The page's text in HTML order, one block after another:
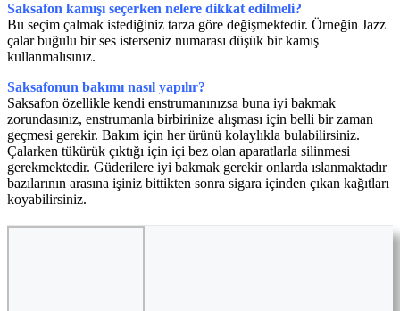
Saksafon kamışı seçerken nelere dikkat edilmeli?
Bu seçim çalmak istediğiniz tarza göre değişmektedir. Örneğin Jazz
çalar buğulu bir ses isterseniz numarası düşük bir kamış
kullanmalısınız.
Saksafonun bakımı nasıl yapılır?
Saksafon özellikle kendi enstrumanınızsa buna iyi bakmak
zorundasınız, enstrumanla birbirinize alışması için belli bir zaman
geçmesi gerekir. Bakım için her ürünü kolaylıkla bulabilirsiniz.
Çalarken tükürük çıktığı için içi bez olan aparatlarla silinmesi
gerekmektedir. Güderilere iyi bakmak gerekir onlarda ıslanmaktadır
bazılarının arasına işiniz bittikten sonra sigara içinden çıkan kağıtları
koyabilirsiniz.